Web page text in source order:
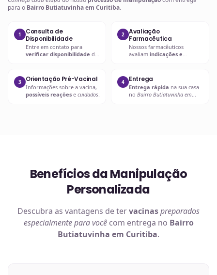
para o Bairro Butiatuvinha em Curitiba.
1
Consulta de
Disponibilidade
Entre em contato para
verificar disponibilidade da
2
Avaliação
Farmacêutica
Nossos farmacêuticos
avaliam indicações e
3 Orientação Pré-Vacinal
Informações sobre a vacina,
possíveis reações e cuidados.
4 Entrega
Entrega rápida na sua casa
no Bairro Butiatuvinha em
Benefícios da Manipulação
Personalizada
Descubra as vantagens de tervacinaspreparados
especialmente para vocêcom entrega no Bairro
Butiatuvinha em Curitiba.